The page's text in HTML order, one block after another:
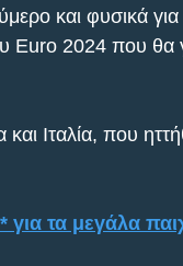
και φυσικά για
Euro 2024 που θα
και Ιταλία, που
τα μεγάλα